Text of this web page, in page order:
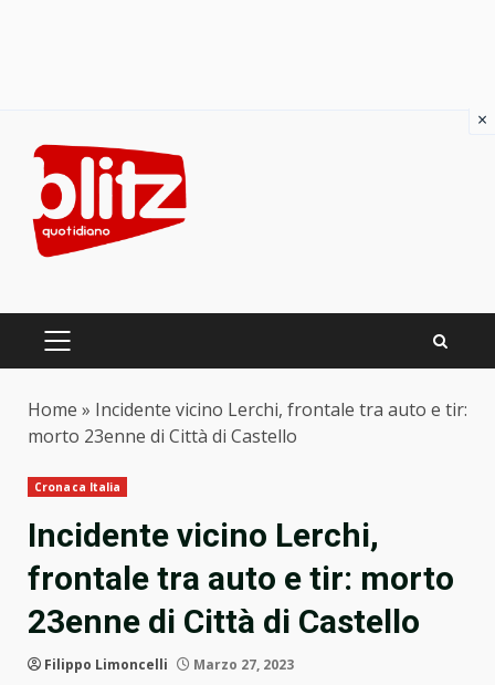
content
PRIMARY
Home » Incidente vicino Lerchi, frontale tra auto e tir:
morto 23enne di Città di Castello
Cronaca Italia
Incidente vicino Lerchi,
frontale tra auto e tir: morto
23enne di Città di Castello
Filippo Limoncelli Marzo 27, 2023
×